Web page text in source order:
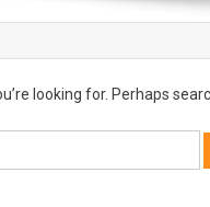
looking for. Perhaps